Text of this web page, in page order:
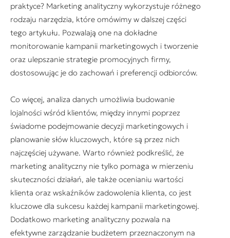
praktyce? Marketing analityczny wykorzystuje różnego
rodzaju narzędzia, które omówimy w dalszej części
tego artykułu. Pozwalają one na dokładne
monitorowanie kampanii marketingowych i tworzenie
oraz ulepszanie strategie promocyjnych firmy,
dostosowując je do zachowań i preferencji odbiorców.
Co więcej, analiza danych umożliwia budowanie
lojalności wśród klientów, między innymi poprzez
świadome podejmowanie decyzji marketingowych i
planowanie słów kluczowych, które są przez nich
najczęściej używane. Warto również podkreślić, że
marketing analityczny nie tylko pomaga w mierzeniu
skuteczności działań, ale także ocenianiu wartości
klienta oraz wskaźników zadowolenia klienta, co jest
kluczowe dla sukcesu każdej kampanii marketingowej.
Dodatkowo marketing analityczny pozwala na
efektywne zarządzanie budżetem przeznaczonym na